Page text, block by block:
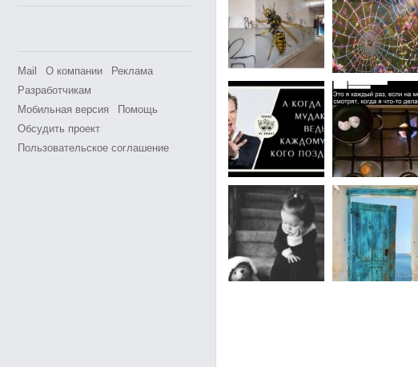
Mail О компании
Реклама
Разработчикам
Мобильная версия
Помощь
Обсудить проект
Пользовательское соглашение